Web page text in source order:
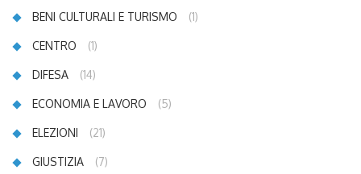
BENI CULTURALI E TURISMO (1)
CENTRO (1)
DIFESA (14)
ECONOMIA E LAVORO (5)
ELEZIONI (21)
GIUSTIZIA (7)